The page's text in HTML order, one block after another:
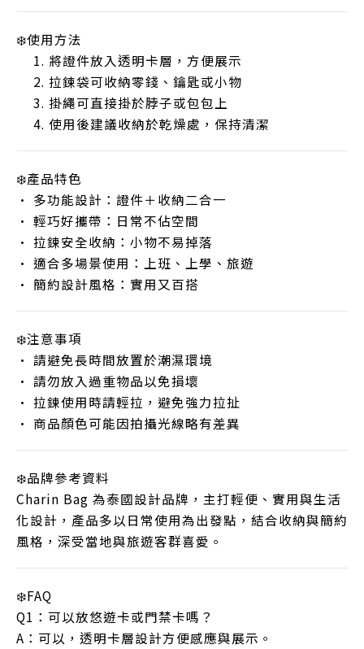
❄️使用方法
將證件放入透明卡層，方便展示
拉鍊袋可收納零錢、鑰匙或小物
掛繩可直接掛於脖子或包包上
使用後建議收納於乾燥處，保持清潔
❄️產品特色
• 多功能設計：證件＋收納二合一
• 輕巧好攜帶：日常不佔空間
• 拉鍊安全收納：小物不易掉落
• 適合多場景使用：上班、上學、旅遊
• 簡約設計風格：實用又百搭
❄️注意事項
• 請避免長時間放置於潮濕環境
• 請勿放入過重物品以免損壞
• 拉鍊使用時請輕拉，避免強力拉扯
• 商品顏色可能因拍攝光線略有差異
❄️品牌參考資料
Charin Bag 為泰國設計品牌，主打輕便、實用與生活
化設計，產品多以日常使用為出發點，結合收納與簡約
風格，深受當地與旅遊客群喜愛。
❄️FAQ
Q1：可以放悠遊卡或門禁卡嗎？
A：可以，透明卡層設計方便感應與展示。